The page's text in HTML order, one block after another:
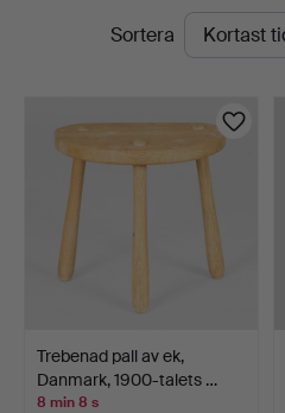
PågåendeSortera
Trebenad pall av ek,
Danmark, 1900-talets …
8 min 8 s